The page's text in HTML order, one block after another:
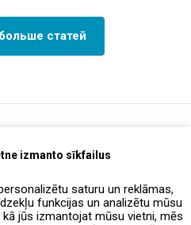
izmanto sīkfailus
saturu un reklāmas,
funkcijas un analizētu mūsu
jūs izmantojat mūsu vietni, mēs
статей